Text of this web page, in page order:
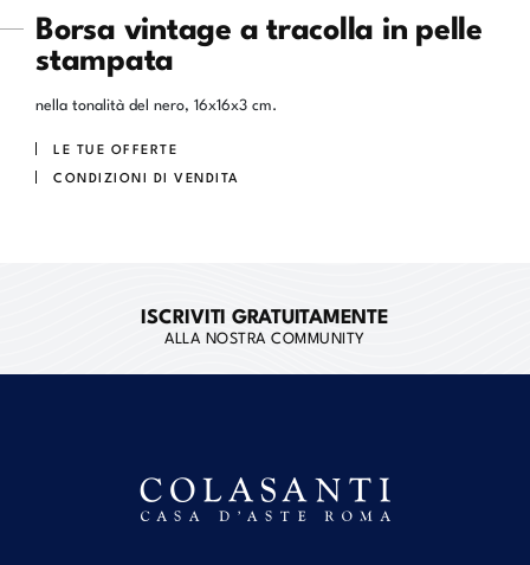
Borsa vintage a tracolla in pelle
stampata
nella tonalità del nero, 16x16x3 cm.
LE TUE OFFERTE
CONDIZIONI DI VENDITA
ISCRIVITI GRATUITAMENTE
ALLA NOSTRA COMMUNITY